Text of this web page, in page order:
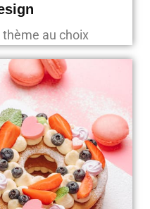
au choix